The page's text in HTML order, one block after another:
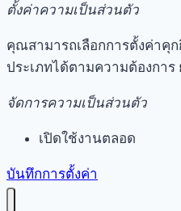
ตั้งค่าความเป็นส่วนตัว
คุณสามารถเลือกการตั้งค่าคุ
ประเภทได้ตามความต้องการ
จัดการความเป็นส่วนตัว
เปิดใช้งานตลอด
บันทึกการตั้งค่า